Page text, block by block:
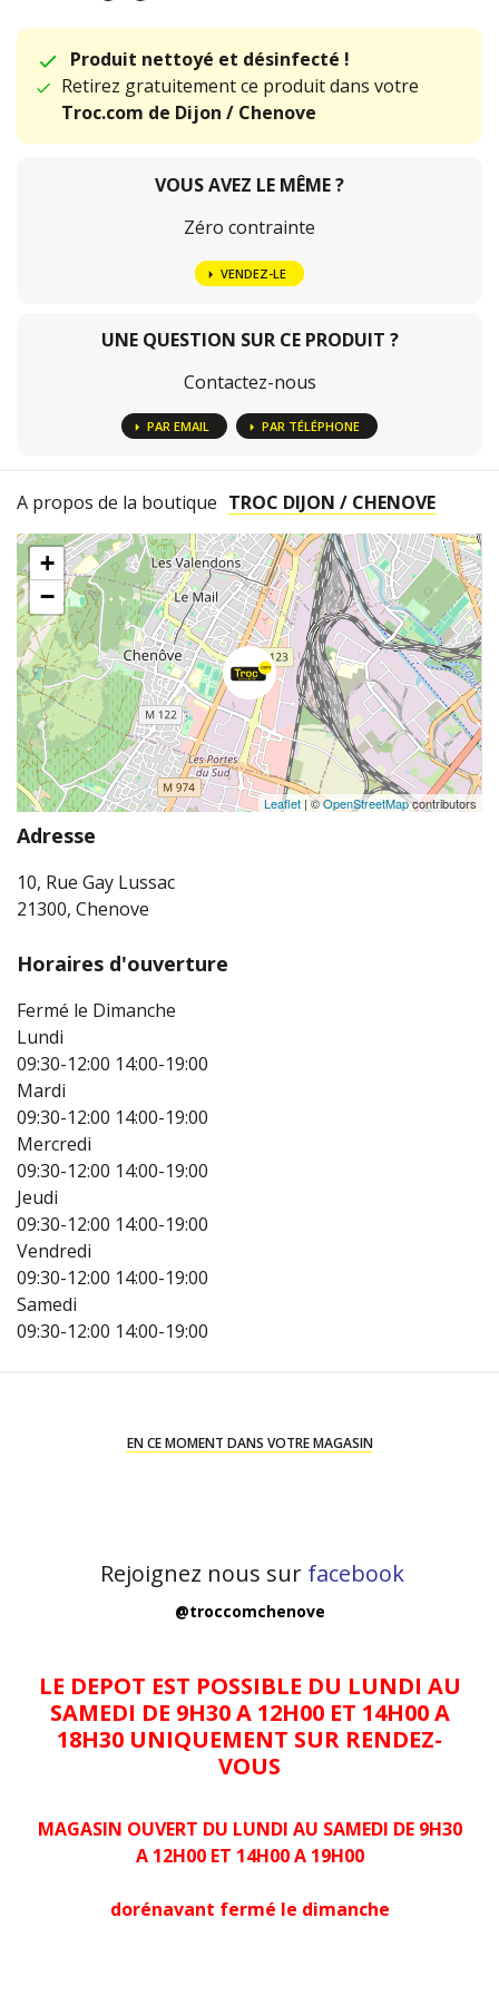
Produit nettoyé et désinfecté !
Retirez gratuitement ce produit dans votre
Troc.com de Dijon / Chenove
VOUS AVEZ LE MÊME ?
Zéro contrainte
VENDEZ-LE
UNE QUESTION SUR CE PRODUIT ?
Contactez-nous
PAR EMAIL PAR TÉLÉPHONE
A propos de la boutique TROC DIJON / CHENOVE
+
−
Leaflet | ©OpenStreetMapcontributors
Adresse
10, Rue Gay Lussac
21300, Chenove
Horaires d'ouverture
Fermé le Dimanche
Lundi
09:30-12:00 14:00-19:00
Mardi
09:30-12:00 14:00-19:00
Mercredi
09:30-12:00 14:00-19:00
Jeudi
09:30-12:00 14:00-19:00
Vendredi
09:30-12:00 14:00-19:00
Samedi
09:30-12:00 14:00-19:00
EN CE MOMENT DANS VOTRE MAGASIN
Rejoignez nous sur facebook
@troccomchenove
LE DEPOT EST POSSIBLE DU LUNDI AU
SAMEDI DE 9H30 A 12H00 ET 14H00 A
18H30 UNIQUEMENT SUR RENDEZ-
VOUS
MAGASIN OUVERT DU LUNDI AU SAMEDI DE 9H30
A 12H00 ET 14H00 A 19H00
dorénavant fermé le dimanche